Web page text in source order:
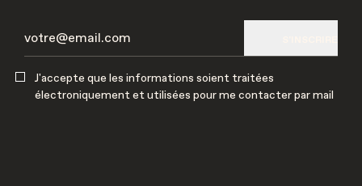
J'accepte que les informations soient traitées
électroniquement et utilisées pour me contacter par mail